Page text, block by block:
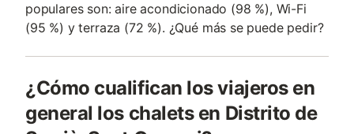
populares son: aire acondicionado (98 %), Wi-Fi
(95 %) y terraza (72 %). ¿Qué más se puede pedir?
¿Cómo cualifican los viajeros en
general los chalets en Distrito de